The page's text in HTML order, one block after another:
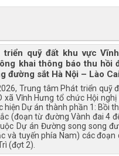
triển quỹ đất khu vực
khai thông báo thu hồi
đường sắt Hà Nội – Lào
Trung tâm Phát triển quỹ
xã Vĩnh Hưng tổ chức Hội
hiện Dự án thành phần 1: Bồi
(đoạn từ đường Vành đai 4
Dự án Đường song song
và tuyến phía Nam) các
(đợt 2).